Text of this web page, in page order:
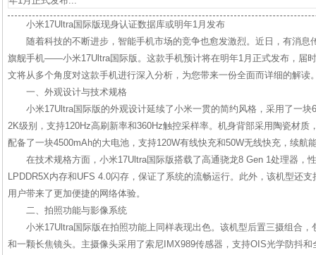
小米17Ultra国际版现身认证数据库或明年1月发布
随着科技的不断进步，智能手机市场的竞争也愈发激烈。近日，有消息
旗舰手机——小米17Ultra国际版。这款手机预计将在明年1月正式发布，届
文将从多个角度对这款手机进行深入分析，为您带来一份全面而详细的解读
一、外观设计与技术规格
小米17Ultra国际版的外观设计延续了小米一贯的简约风格，采用了一
2K级别，支持120Hz高刷新率和360Hz触控采样率。机身背部采用陶瓷材质
配备了一块4500mAh的大电池，支持120W有线快充和50W无线快充，续航
在技术规格方面，小米17Ultra国际版搭载了高通骁龙8 Gen 1处理器，
LPDDR5X内存和UFS 4.0闪存，保证了系统的流畅运行。此外，该机型还
用户带来了更加便捷的网络体验。
二、拍照功能与影像系统
小米17Ultra国际版在拍照功能上同样表现出色。该机型后置三摄组合
和一颗长焦镜头。主摄像头采用了索尼IMX989传感器，支持OIS光学防抖